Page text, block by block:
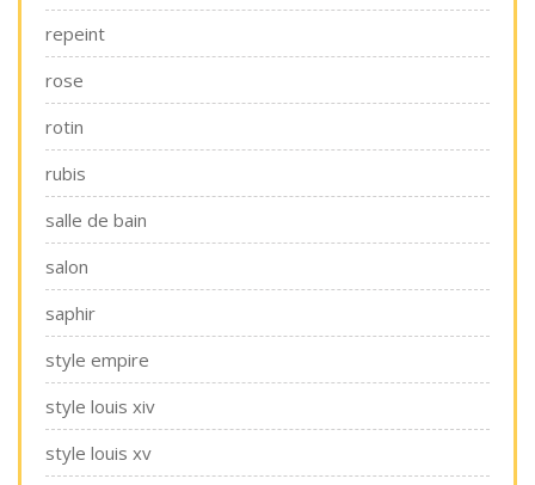
repeint
rose
rotin
rubis
salle de bain
salon
saphir
style empire
style louis xiv
style louis xv